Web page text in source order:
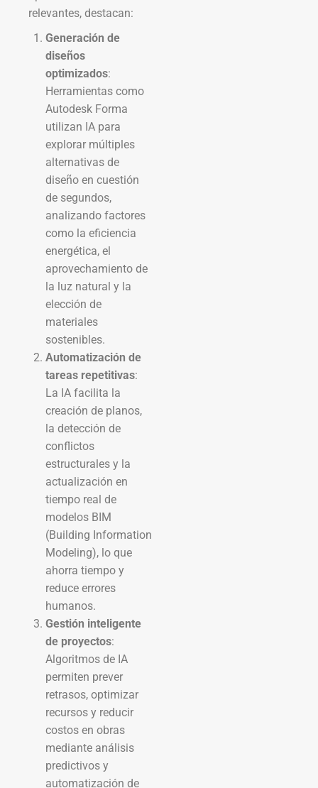
relevantes, destacan:
Generación de
diseños
optimizados:
Herramientas como
Autodesk Forma
utilizan IA para
explorar múltiples
alternativas de
diseño en cuestión
de segundos,
analizando factores
como la eficiencia
energética, el
aprovechamiento de
la luz natural y la
elección de
materiales
sostenibles.
Automatización de
tareas repetitivas:
La IA facilita la
creación de planos,
la detección de
conflictos
estructurales y la
actualización en
tiempo real de
modelos BIM
(Building Information
Modeling), lo que
ahorra tiempo y
reduce errores
humanos.
Gestión inteligente
de proyectos:
Algoritmos de IA
permiten prever
retrasos, optimizar
recursos y reducir
costos en obras
mediante análisis
predictivos y
automatización de